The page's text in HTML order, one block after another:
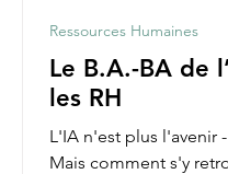
Le B.A.-BA de
les RH
L'IA n'est plus l'avenir -
Mais comment s'y
Ressources Humaines